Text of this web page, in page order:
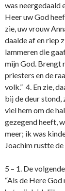
was neergedaald
Heer uw God
zie, uw vrouw
daalde af en riep
lammeren die
mijn God. Brengt
priesters en de
volk.” 4. En zie,
bij de deur stond,
viel hem om de
gezegend heeft,
meer; ik was
Joachim rustte
5 – 1. De
“Als de Here